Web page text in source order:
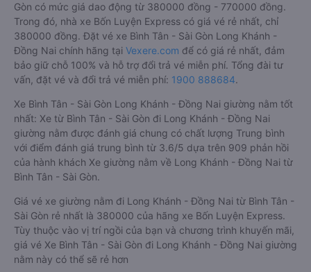
Gòn có mức giá dao động từ 380000 đồng - 770000 đồng.
Trong đó, nhà xe Bốn Luyện Express có giá vé rẻ nhất, chỉ
380000 đồng. Đặt vé xe Bình Tân - Sài Gòn Long Khánh -
Đồng Nai chính hãng tại Vexere.com để có giá rẻ nhất, đảm
bảo giữ chỗ 100% và hỗ trợ đổi trả vé miễn phí. Tổng đài tư
vấn, đặt vé và đổi trả vé miễn phí: 1900 888684.
Xe Bình Tân - Sài Gòn Long Khánh - Đồng Nai giường nằm tốt
nhất: Xe từ Bình Tân - Sài Gòn đi Long Khánh - Đồng Nai
giường nằm được đánh giá chung có chất lượng Trung bình
với điểm đánh giá trung bình từ 3.6/5 dựa trên 909 phản hồi
của hành khách Xe giường nằm về Long Khánh - Đồng Nai từ
Bình Tân - Sài Gòn.
Giá vé xe giường nằm đi Long Khánh - Đồng Nai từ Bình Tân -
Sài Gòn rẻ nhất là 380000 của hãng xe Bốn Luyện Express.
Tùy thuộc vào vị trí ngồi của bạn và chương trình khuyến mãi,
giá vé Xe Bình Tân - Sài Gòn đi Long Khánh - Đồng Nai giường
nằm này có thể sẽ rẻ hơn